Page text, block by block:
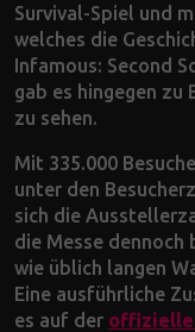
Survival-Spiel und
welches die
Infamous: Second
gab es hingegen zu
zu sehen.
Mit 335.000
unter den
sich die
die Messe dennoch
wie üblich langen
Eine ausführliche
es auf der